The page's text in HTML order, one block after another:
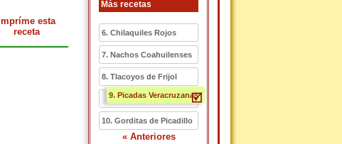
Más recetas
6. Chilaquiles Rojos
7. Nachos Coahuilenses
8. Tlacoyos de Frijol
9. Picadas Veracruzanas
10. Gorditas de Picadillo
« Anteriores
Impríme esta
receta